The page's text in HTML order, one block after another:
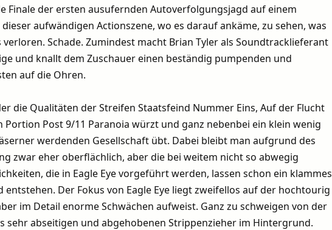
Finale der ersten ausufernden Autoverfolgungsjagd auf einem
aufwändigen Actionszene, wo es darauf ankäme, zu sehen, was
Schade. Zumindest macht Brian Tyler als Soundtracklieferant
und knallt dem Zuschauer einen beständig pumpenden und
auf die Ohren.
die Qualitäten der Streifen Staatsfeind Nummer Eins, Auf der Flucht
Portion Post 9/11 Paranoia würzt und ganz nebenbei ein klein wenig
werdenden Gesellschaft übt. Dabei bleibt man aufgrund des
zwar eher oberflächlich, aber die bei weitem nicht so abwegig
die in Eagle Eye vorgeführt werden, lassen schon ein klammes
Der Fokus von Eagle Eye liegt zweifellos auf der hochtourig
im Detail enorme Schwächen aufweist. Ganz zu schweigen von der
sehr abseitigen und abgehobenen Strippenzieher im Hintergrund.